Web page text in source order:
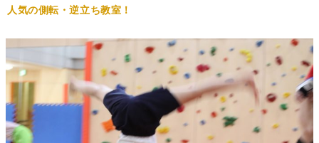
人気の側転・逆立ち教室！